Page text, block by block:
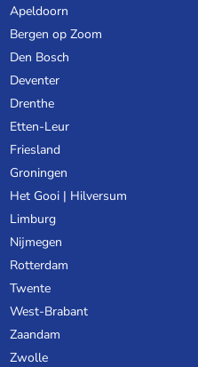
Apeldoorn
Bergen op Zoom
Den Bosch
Deventer
Drenthe
Etten-Leur
Friesland
Groningen
Het Gooi | Hilversum
Limburg
Nijmegen
Rotterdam
Twente
West-Brabant
Zaandam
Zwolle